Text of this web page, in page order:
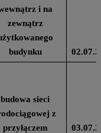
i na
zewnątrz
budynku
budowa sieci
z
przyłączem